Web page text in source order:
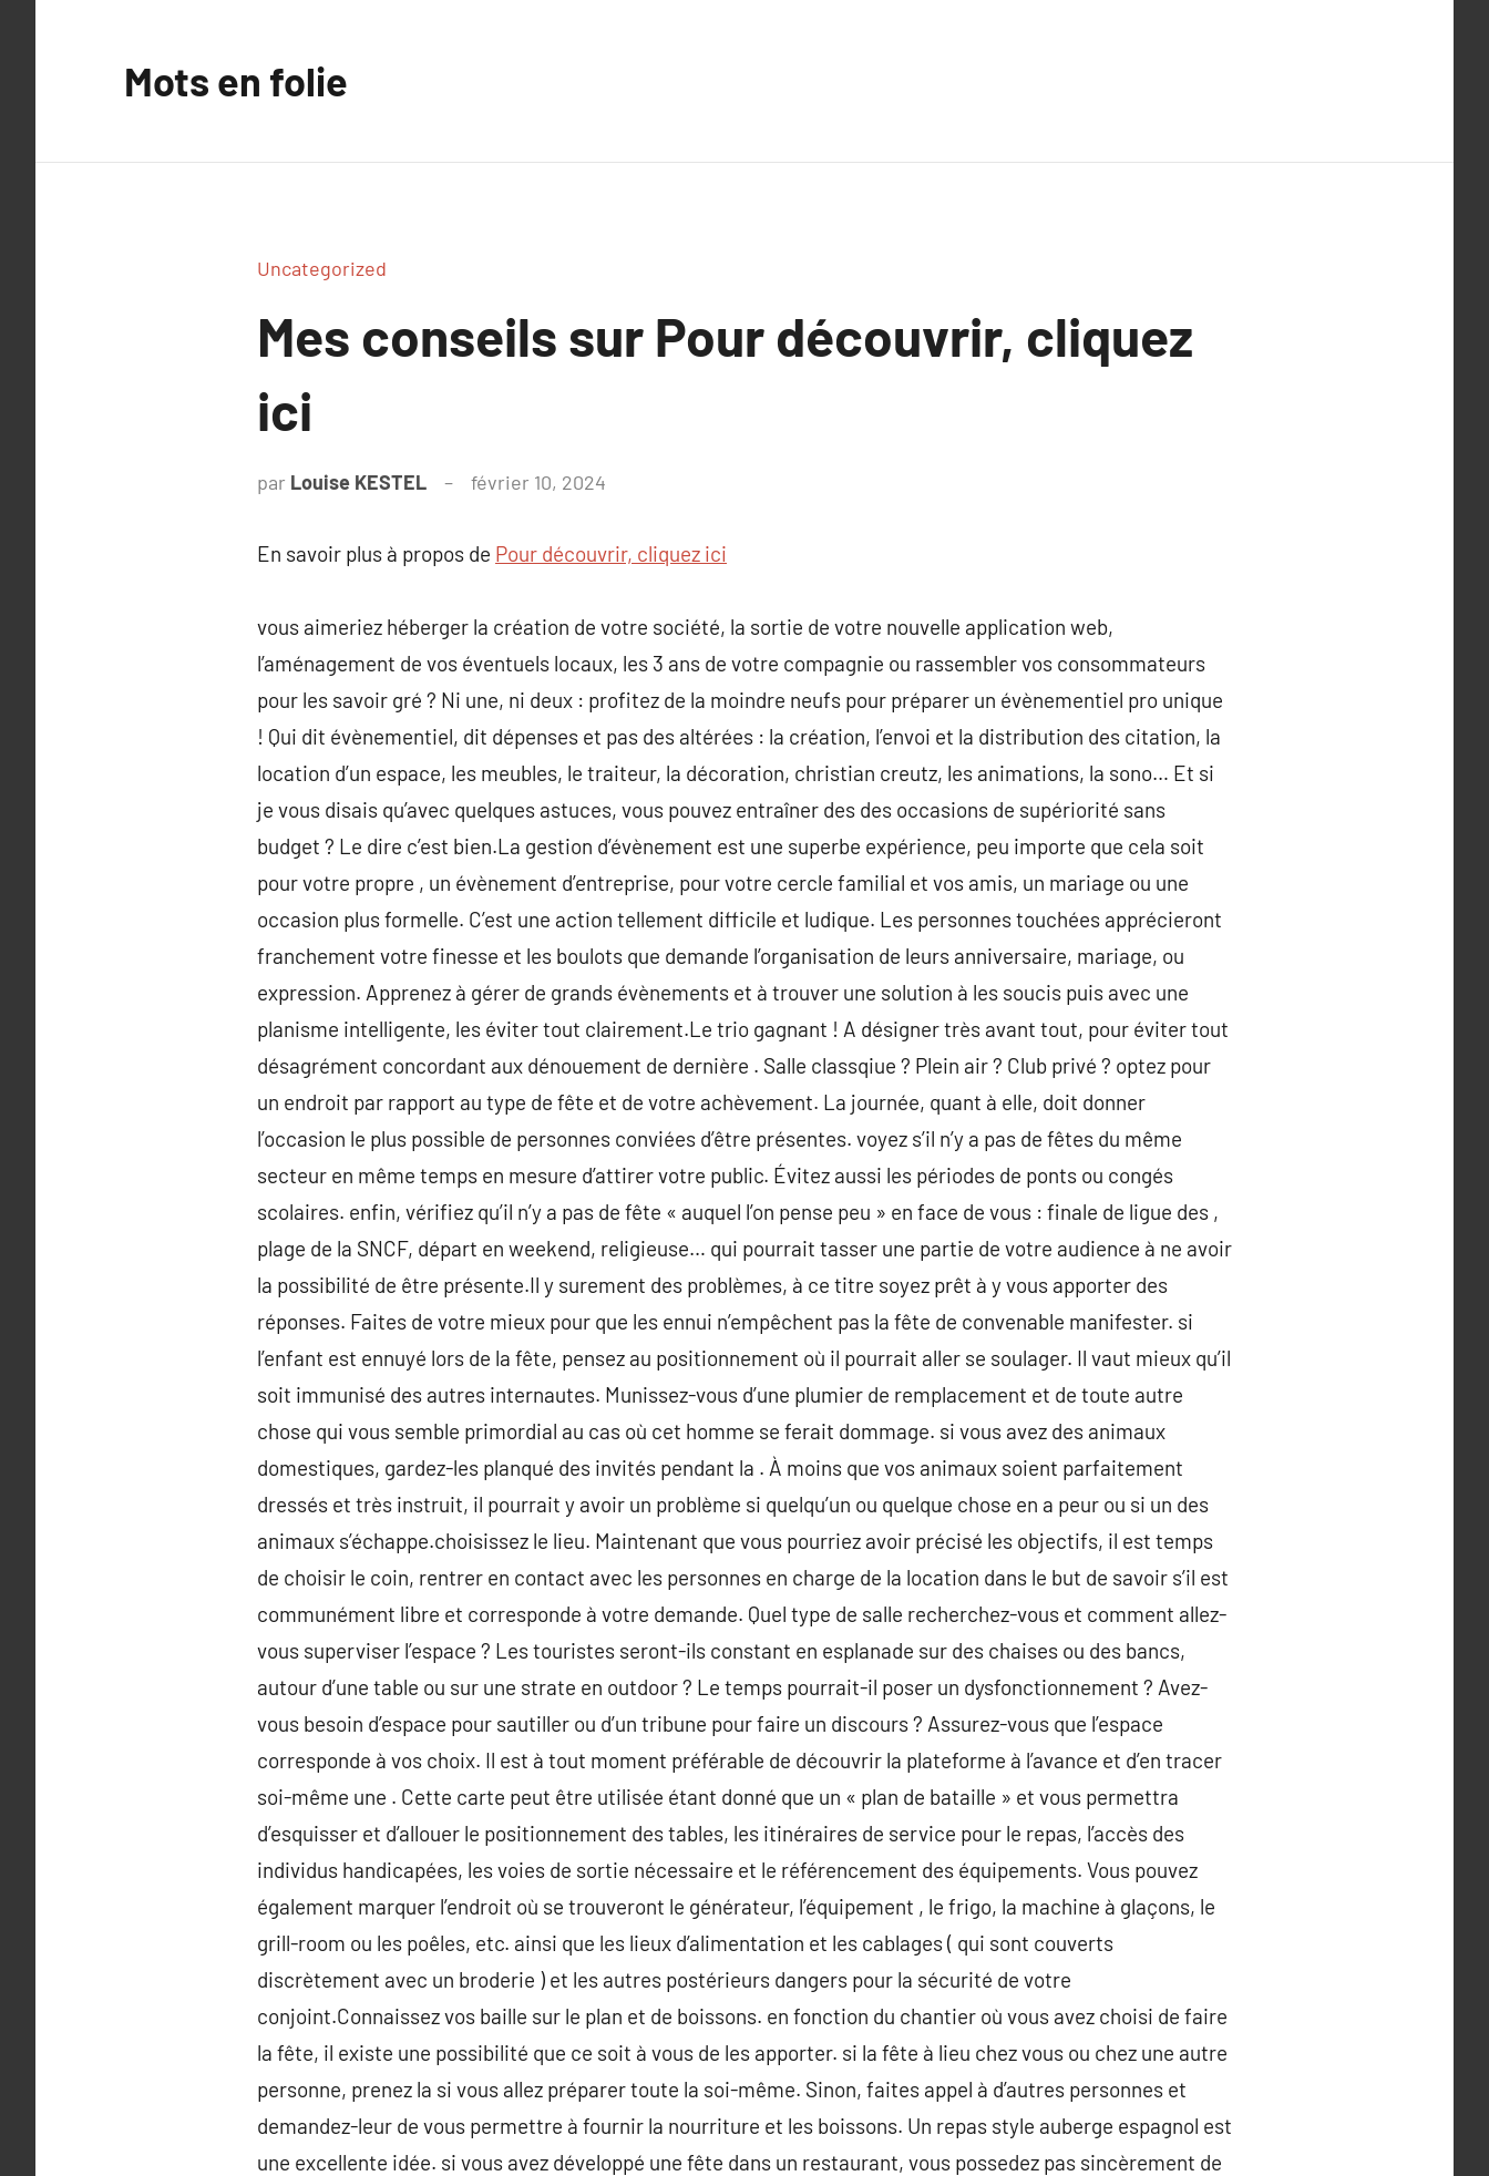
Mots en folie
Uncategorized
Mes conseils sur Pour découvrir, cliquez
ici
par Louise KESTEL février 10, 2024
En savoir plus à propos de Pour découvrir, cliquez ici
vous aimeriez héberger la création de votre société, la sortie de votre nouvelle application web,
l’aménagement de vos éventuels locaux, les 3 ans de votre compagnie ou rassembler vos consommateurs
pour les savoir gré ? Ni une, ni deux : profitez de la moindre neufs pour préparer un évènementiel pro unique
! Qui dit évènementiel, dit dépenses et pas des altérées : la création, l’envoi et la distribution des citation, la
location d’un espace, les meubles, le traiteur, la décoration, christian creutz, les animations, la sono… Et si
je vous disais qu’avec quelques astuces, vous pouvez entraîner des des occasions de supériorité sans
budget ? Le dire c’est bien.La gestion d’évènement est une superbe expérience, peu importe que cela soit
pour votre propre , un évènement d’entreprise, pour votre cercle familial et vos amis, un mariage ou une
occasion plus formelle. C’est une action tellement difficile et ludique. Les personnes touchées apprécieront
franchement votre finesse et les boulots que demande l’organisation de leurs anniversaire, mariage, ou
expression. Apprenez à gérer de grands évènements et à trouver une solution à les soucis puis avec une
planisme intelligente, les éviter tout clairement.Le trio gagnant ! A désigner très avant tout, pour éviter tout
désagrément concordant aux dénouement de dernière . Salle classqiue ? Plein air ? Club privé ? optez pour
un endroit par rapport au type de fête et de votre achèvement. La journée, quant à elle, doit donner
l’occasion le plus possible de personnes conviées d’être présentes. voyez s’il n’y a pas de fêtes du même
secteur en même temps en mesure d’attirer votre public. Évitez aussi les périodes de ponts ou congés
scolaires. enfin, vérifiez qu’il n’y a pas de fête « auquel l’on pense peu » en face de vous : finale de ligue des ,
plage de la SNCF, départ en weekend, religieuse… qui pourrait tasser une partie de votre audience à ne avoir
la possibilité de être présente.Il y surement des problèmes, à ce titre soyez prêt à y vous apporter des
réponses. Faites de votre mieux pour que les ennui n’empêchent pas la fête de convenable manifester. si
l’enfant est ennuyé lors de la fête, pensez au positionnement où il pourrait aller se soulager. Il vaut mieux qu’il
soit immunisé des autres internautes. Munissez-vous d’une plumier de remplacement et de toute autre
chose qui vous semble primordial au cas où cet homme se ferait dommage. si vous avez des animaux
domestiques, gardez-les planqué des invités pendant la . À moins que vos animaux soient parfaitement
dressés et très instruit, il pourrait y avoir un problème si quelqu’un ou quelque chose en a peur ou si un des
animaux s’échappe.choisissez le lieu. Maintenant que vous pourriez avoir précisé les objectifs, il est temps
de choisir le coin, rentrer en contact avec les personnes en charge de la location dans le but de savoir s’il est
communément libre et corresponde à votre demande. Quel type de salle recherchez-vous et comment allez-
vous superviser l’espace ? Les touristes seront-ils constant en esplanade sur des chaises ou des bancs,
autour d’une table ou sur une strate en outdoor ? Le temps pourrait-il poser un dysfonctionnement ? Avez-
vous besoin d’espace pour sautiller ou d’un tribune pour faire un discours ? Assurez-vous que l’espace
corresponde à vos choix. Il est à tout moment préférable de découvrir la plateforme à l’avance et d’en tracer
soi-même une . Cette carte peut être utilisée étant donné que un « plan de bataille » et vous permettra
d’esquisser et d’allouer le positionnement des tables, les itinéraires de service pour le repas, l’accès des
individus handicapées, les voies de sortie nécessaire et le référencement des équipements. Vous pouvez
également marquer l’endroit où se trouveront le générateur, l’équipement , le frigo, la machine à glaçons, le
grill-room ou les poêles, etc. ainsi que les lieux d’alimentation et les cablages ( qui sont couverts
discrètement avec un broderie ) et les autres postérieurs dangers pour la sécurité de votre
conjoint.Connaissez vos baille sur le plan et de boissons. en fonction du chantier où vous avez choisi de faire
la fête, il existe une possibilité que ce soit à vous de les apporter. si la fête à lieu chez vous ou chez une autre
personne, prenez la si vous allez préparer toute la soi-même. Sinon, faites appel à d’autres personnes et
demandez-leur de vous permettre à fournir la nourriture et les boissons. Un repas style auberge espagnol est
une excellente idée. si vous avez développé une fête dans un restaurant, vous possedez pas sincèrement de